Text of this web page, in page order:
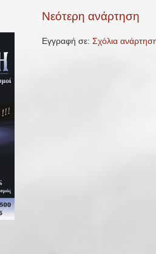
Νεότερη ανάρτηση
Εγγραφή σε: Σχόλια